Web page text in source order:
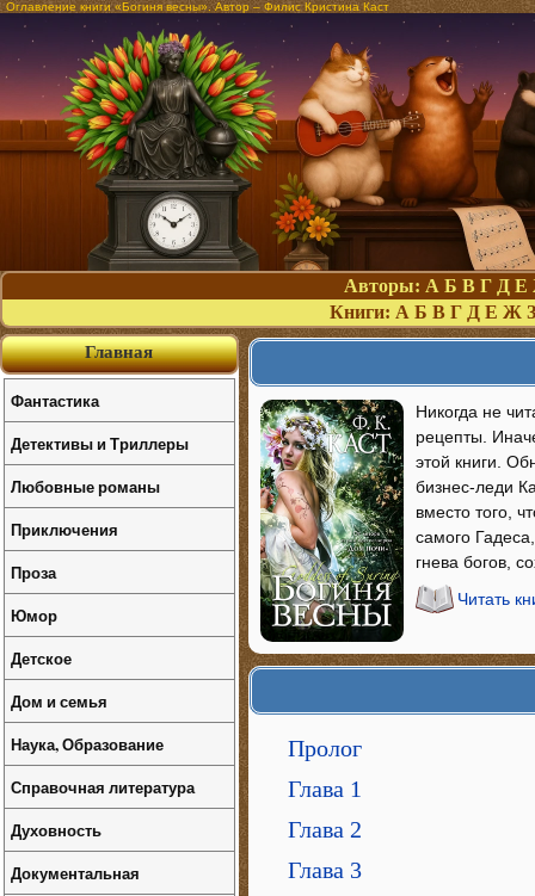
Оглавление книги «Богиня весны». Автор – Филис Кристина Каст
Авторы: А Б В Г Д Е
Книги: А Б В Г Д Е Ж З
Никогда не
рецепты.
этой книги.
бизнес-леди
вместо того,
самого
гнева богов,
Читать
Пролог
Глава 1
Глава 2
Глава 3
Главная
Фантастика
Детективы и Триллеры
Любовные романы
Приключения
Проза
Юмор
Детское
Дом и семья
Наука, Образование
Справочная литература
Духовность
Документальная